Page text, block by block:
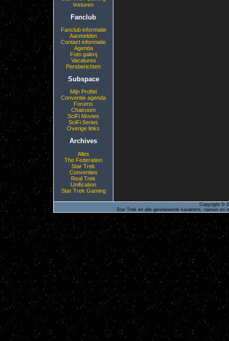
Insturen
Fanclub
Fanclub informatie
Aanmelden
Contact informatie
Agenda
Foto galerij
Vacatures
Persberichten
Subspace
Mijn Profiel
Conventie agenda
Forums
Chatroom
SciFi Movies
SciFi Series
Overige links
Archives
Alles
The Federation
Star Trek
Conventies
Real Trek
Unification
Star Trek Gaming
Copyright ©
Star Trek en alle gerelateerde karakters, namen en